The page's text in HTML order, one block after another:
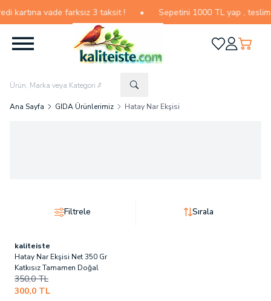
vade farksız 3 taksit ! Sepetini 1000 TL yap , teslimat
Favorilerim
HesabımSepetim
Ana Sayfa GIDA Ürünlerimiz Hatay Nar Ekşisi
Filtrele Sırala
kaliteiste
Hatay Nar Ekşisi Net 350 Gr
Katkısız Tamamen Doğal
350,0TL
300,0 TL